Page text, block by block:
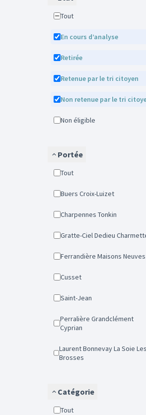
Tout
En cours d’analyse
Retirée
Retenue par le tri citoyen
Non retenue par le tri
Non éligible
Portée
Tout
Buers Croix-Luizet
Charpennes Tonkin
Gratte-Ciel Dedieu
Ferrandière Maisons Neuves
Cusset
Saint-Jean
Perralière Grandclément
Cyprian
Laurent Bonnevay La Soie Les
Brosses
Catégorie
Tout